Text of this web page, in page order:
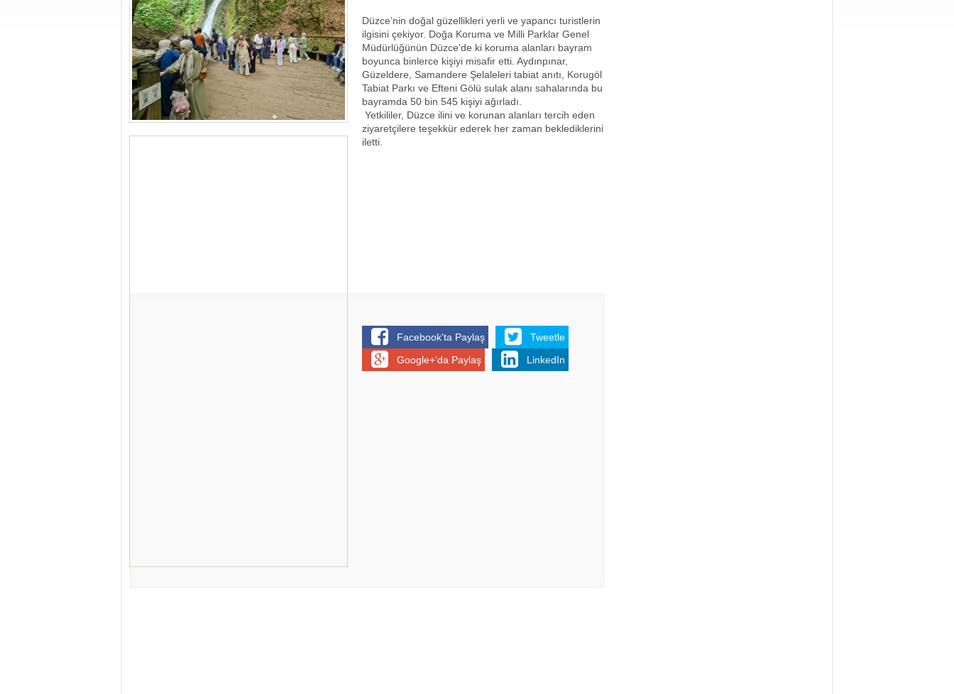
Düzce’nin doğal güzellikleri yerli ve yapancı turistlerin
ilgisini çekiyor. Doğa Koruma ve Milli Parklar Genel
Müdürlüğünün Düzce'de ki koruma alanları bayram
boyunca binlerce kişiyi misafir etti. Aydınpınar,
Güzeldere, Samandere Şelaleleri tabiat anıtı, Korugöl
Tabiat Parkı ve Efteni Gölü sulak alanı sahalarında bu
bayramda 50 bin 545 kişiyi ağırladı.
Yetkililer, Düzce ilini ve korunan alanları tercih eden
ziyaretçilere teşekkür ederek her zaman beklediklerini
iletti.
Facebook'ta Paylaş
Tweetle
Google+'da Paylaş
LinkedIn